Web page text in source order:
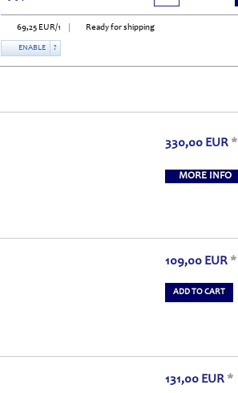
69,25 EUR/1 Ready for shipping
ENABLE ?
330,00 EUR *
MORE INFO
109,00 EUR *
ADD TO CART
131,00 EUR *